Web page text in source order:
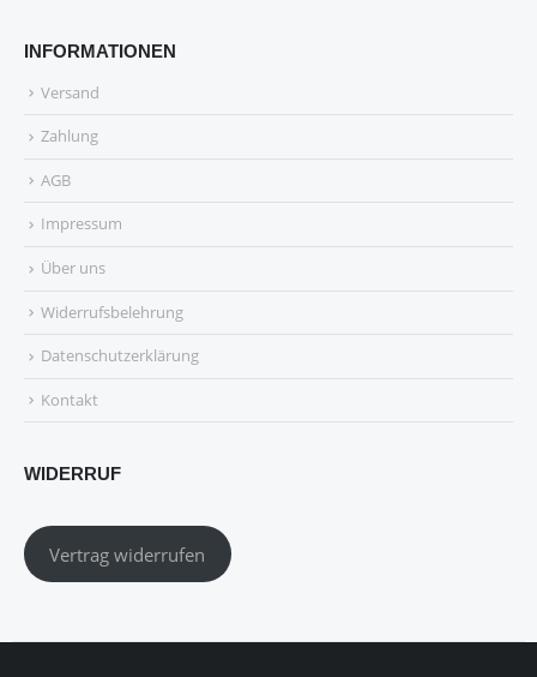
INFORMATIONEN
Versand
Zahlung
AGB
Impressum
Über uns
Widerrufsbelehrung
Datenschutzerklärung
Kontakt
WIDERRUF
Vertrag widerrufen